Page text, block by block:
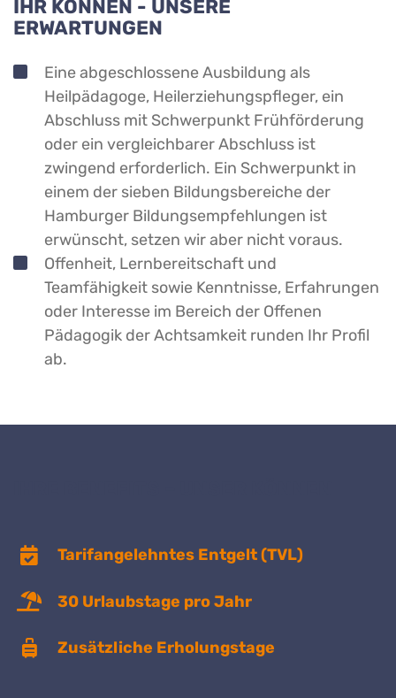
IHR KÖNNEN - UNSERE
ERWARTUNGEN
Eine abgeschlossene Ausbildung als
Heilpädagoge, Heilerziehungspfleger, ein
Abschluss mit Schwerpunkt Frühförderung
oder ein vergleichbarer Abschluss ist
zwingend erforderlich. Ein Schwerpunkt in
einem der sieben Bildungsbereiche der
Hamburger Bildungsempfehlungen ist
erwünscht, setzen wir aber nicht voraus.
Offenheit, Lernbereitschaft und
Teamfähigkeit sowie Kenntnisse, Erfahrungen
oder Interesse im Bereich der Offenen
Pädagogik der Achtsamkeit runden Ihr Profil
ab.
Tarifangelehntes Entgelt (TVL)
30 Urlaubstage pro Jahr
Zusätzliche Erholungstage